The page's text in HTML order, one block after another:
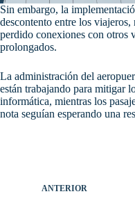
Sin embargo, la
descontento entre los viajeros,
perdido conexiones con otros
prolongados.
La administración del
están trabajando para mitigar
informática, mientras los
nota seguían esperando una
ANTERIOR